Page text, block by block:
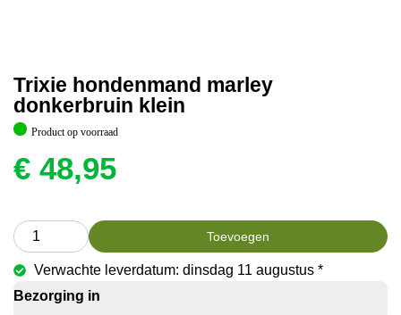
Trixie hondenmand marley
donkerbruin klein
Product op voorraad
€ 48,95
Toevoegen
Verwachte leverdatum: dinsdag 11 augustus *
Bezorging in